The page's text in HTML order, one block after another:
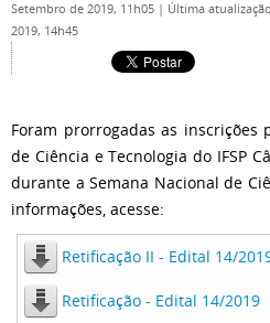
Setembro de 2019, 11h05 | Última
2019, 14h45
Foram prorrogadas as
de Ciência e Tecnologia do IFSP
durante a Semana Nacional de
informações, acesse:
Retificação II - Edital 14/
Retificação - Edital 14/2019